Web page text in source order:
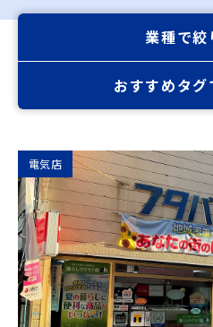
業種で絞
おすすめタ
電気店